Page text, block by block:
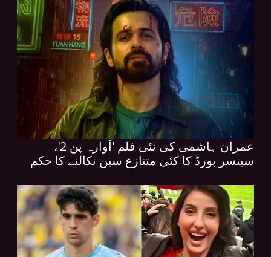
عمران ہاشمی کی نئی فلم 'آوارہ پن 2'،
سینسر بورڈ کا کئی متنازع سین نکالنے کا حکم